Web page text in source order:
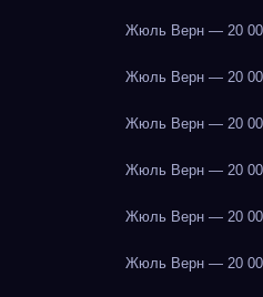
Жюль Верн — 20
Жюль Верн — 20
Жюль Верн — 20
Жюль Верн — 20
Жюль Верн — 20
Жюль Верн — 20